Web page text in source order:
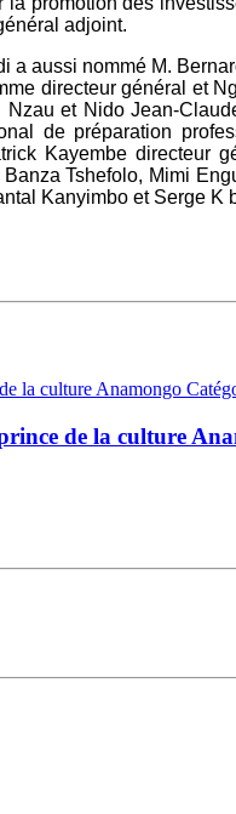
adjoint.
a aussi nommé M.
directeur général et
et Nido Jean-
de préparation
Kayembe directeur
Tshefolo, Mimi
Kanyimbo et Serge K
de la culture